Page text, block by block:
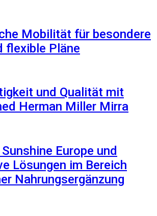
Mobilität für besondere
flexible Pläne
und Qualität mit
Herman Miller Mirra
Sunshine Europe und
Lösungen im Bereich
Nahrungsergänzung